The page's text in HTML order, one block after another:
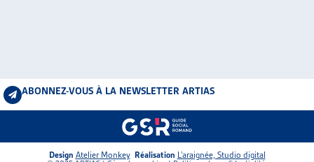
ABONNEZ-VOUS À LA NEWSLETTER ARTIAS
Design Atelier Monkey Réalisation L’araignée, Studio digital